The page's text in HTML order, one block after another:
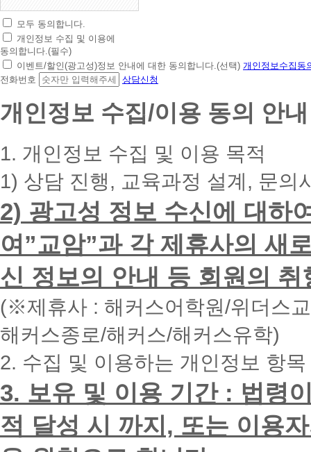
초
간
편
상
담
청
대
폰
입
력
시
면
빠
른
간
내
에
화
드
리
겠
습
니
다.
모두 동의합니다.
개인정보 수집 및 이용에
동의합니다.(필수)
이벤트/할인(광고성)정보 안내에 대한 동의합니다.(선택) 개인정보수집동
전화번호
상담신청
개인정보 수집/이용 동의 안내
1. 개인정보 수집 및 이용 목적
1) 상담 진행, 교육과정 설계, 문의
2) 광고성 정보 수신에 대하
여”교암”과 각 제휴사의 새
신 정보의 안내 등 회원의
(※제휴사 : 해커스어학원/위더스
해커스종로/해커스/해커스유학)
2. 수집 및 이용하는 개인정보 항
3. 보유 및 이용 기간 : 법령
적 달성 시 까지, 또는 이용